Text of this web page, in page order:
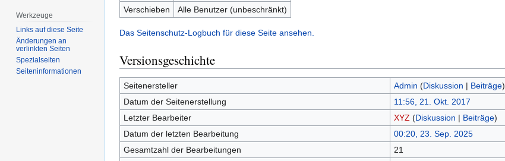
Verschieben
Alle Benutzer (unbeschränkt)
Das Seitenschutz-Logbuch für diese Seite ansehen.
Versionsgeschichte
Seitenersteller Admin (Diskussion | Beiträge)
Datum der Seitenerstellung
11:56, 21. Okt. 2017
Letzter Bearbeiter
XYZ (Diskussion | Beiträge)
Datum der letzten Bearbeitung
00:20, 23. Sep. 2025
Gesamtzahl der Bearbeitungen
21
Werkzeuge
Links auf diese Seite
Änderungen an
verlinkten Seiten
Spezialseiten
Seiten­­informationen